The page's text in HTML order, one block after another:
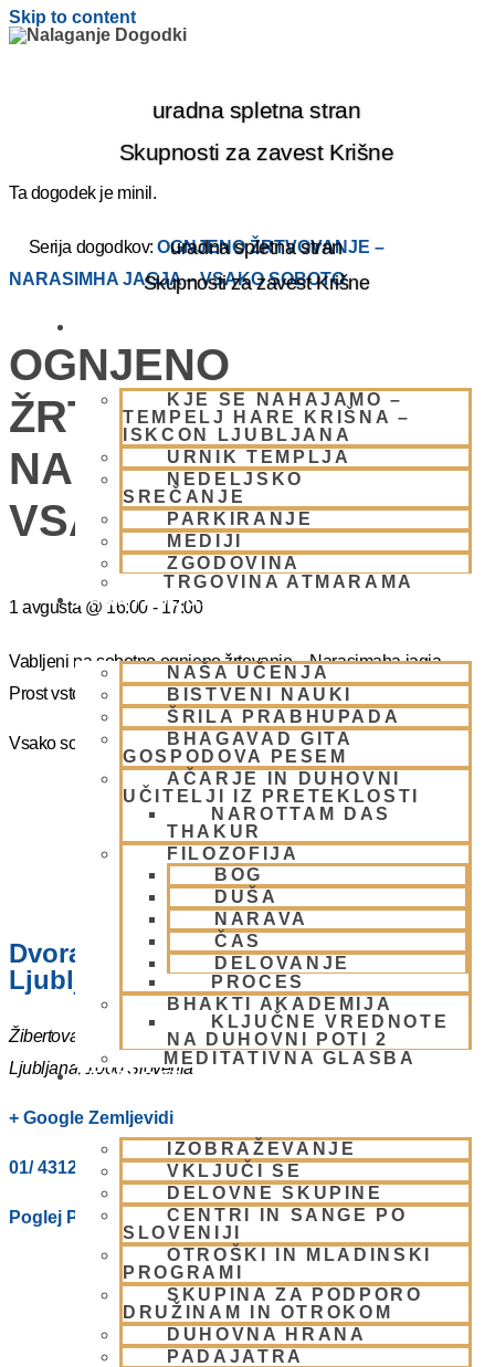
Skip to content
uradna spletna stran
Skupnosti za zavest Krišne
uradna spletna stran
Skupnosti za zavest Krišne
KJE SE NAHAJAMO –
TEMPELJ HARE KRIŠNA –
ISKCON LJUBLJANA
URNIK TEMPLJA
NEDELJSKO
SREČANJE
PARKIRANJE
MEDIJI
ZGODOVINA
TRGOVINA ATMARAMA
BHAKTI JOGA
NAŠA UČENJA
BISTVENI NAUKI
ŠRILA PRABHUPADA
BHAGAVAD GITA
GOSPODOVA PESEM
AČARJE IN DUHOVNI
UČITELJI IZ PRETEKLOSTI
NAROTTAM DAS
THAKUR
FILOZOFIJA
BOG
DUŠA
NARAVA
ČAS
DELOVANJE
PROCES
BHAKTI AKADEMIJA
KLJUČNE VREDNOTE
NA DUHOVNI POTI 2
MEDITATIVNA GLASBA
SKUPNOST
IZOBRAŽEVANJE
VKLJUČI SE
DELOVNE SKUPINE
CENTRI IN SANGE PO
SLOVENIJI
OTROŠKI IN MLADINSKI
PROGRAMI
SKUPINA ZA PODPORO
DRUŽINAM IN OTROKOM
DUHOVNA HRANA
PADAJATRA
Ta dogodek je minil.
Serija dogodkov:OGNJENO ŽRTVOVANJE –
NARASIMHA JAGJA – VSAKO SOBOTO
OGNJENO
ŽRTVOVANJE –
NARASIMHA JAGJA –
VSAKO SOBOTO
1 avgusta @ 16:00 - 17:00
Vabljeni na sobotno ognjeno žrtovanje – Narasimaha jagja.
Prost vstop.
Vsako soboto ob 16.00 do 17:00
Dvorana – Center Hare Krišna v
Ljubljani
Žibertova 27
Ljubljana, 1000 Slovenia
+ Google Zemljevidi
01/ 4312319
Poglej Prizorišče spletno stran